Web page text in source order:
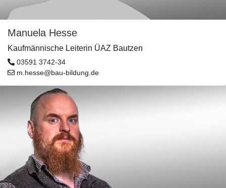
Manuela Hesse
Kaufmännische Leiterin ÜAZ Bautzen
03591 3742-34
m.hesse@bau-bildung.de